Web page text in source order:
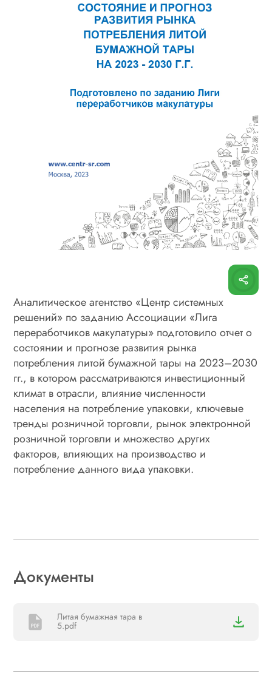
Аналитическое агентство «Центр системных
решений» по заданию Ассоциации «Лига
переработчиков макулатуры» подготовило отчет о
состоянии и прогнозе развития рынка
потребления литой бумажной тары на 2023–2030
гг., в котором рассматриваются инвестиционный
климат в отрасли, влияние численности
населения на потребление упаковки, ключевые
тренды розничной торговли, рынок электронной
розничной торговли и множество других
факторов, влияющих на производство и
потребление данного вида упаковки.
Документы
Литая бумажная тара в
5.pdf